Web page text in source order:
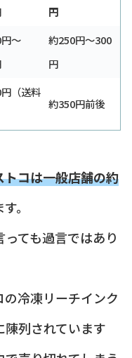
円
〜
約250円〜300
円
（送料
約350円前後
トコは一般店舗の約
。
ても過言ではあり
冷凍リーチインク
列されています